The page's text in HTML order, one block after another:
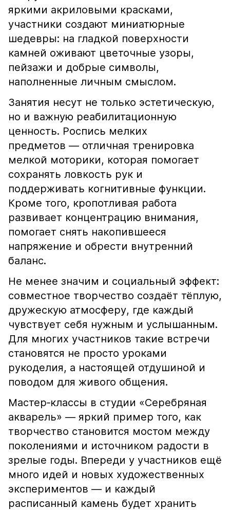
яркими акриловыми красками,
участники создают миниатюрные
шедевры: на гладкой поверхности
камней оживают цветочные узоры,
пейзажи и добрые символы,
наполненные личным смыслом.
Занятия несут не только эстетическую,
но и важную реабилитационную
ценность. Роспись мелких
предметов — отличная тренировка
мелкой моторики, которая помогает
сохранять ловкость рук и
поддерживать когнитивные функции.
Кроме того, кропотливая работа
развивает концентрацию внимания,
помогает снять накопившееся
напряжение и обрести внутренний
баланс.
Не менее значим и социальный эффект:
совместное творчество создаёт тёплую,
дружескую атмосферу, где каждый
чувствует себя нужным и услышанным.
Для многих участников такие встречи
становятся не просто уроками
рукоделия, а настоящей отдушиной и
поводом для живого общения.
Мастер‑классы в студии «Серебряная
акварель» — яркий пример того, как
творчество становится мостом между
поколениями и источником радости в
зрелые годы. Впереди у участников ещё
много идей и новых художественных
экспериментов — и каждый
расписанный камень будет хранить